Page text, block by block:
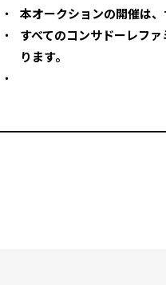
本オークションの開催は
すべてのコンサドーレフ
ります。